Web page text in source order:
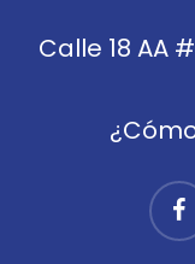
Calle 18 AA